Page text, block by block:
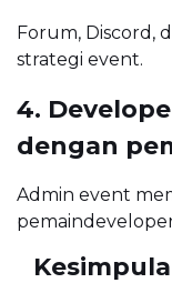
Forum, Discord,
strategi event.
4.
dengan
Admin event